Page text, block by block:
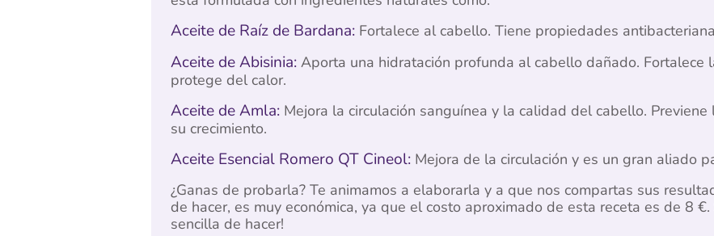
Aceite de Raíz de Bardana: Fortalece al cabello. Tiene propiedades
Aceite de Abisinia: Aporta una hidratación profunda al cabello dañado. Fortalece
protege del calor.
Aceite de Amla: Mejora la circulación sanguínea y la calidad del cabello.
su crecimiento.
Aceite Esencial Romero QT Cineol: Mejora de la circulación y es un gran aliado
¿Ganas de probarla? Te animamos a elaborarla y a que nos compartas sus
de hacer, es muy económica, ya que el costo aproximado de esta receta es de 8
sencilla de hacer!